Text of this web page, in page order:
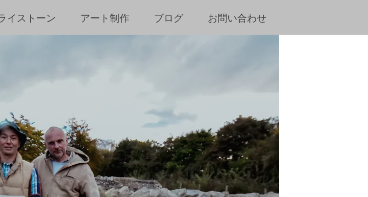
イストーン アート制作 ブログ お問い合わせ